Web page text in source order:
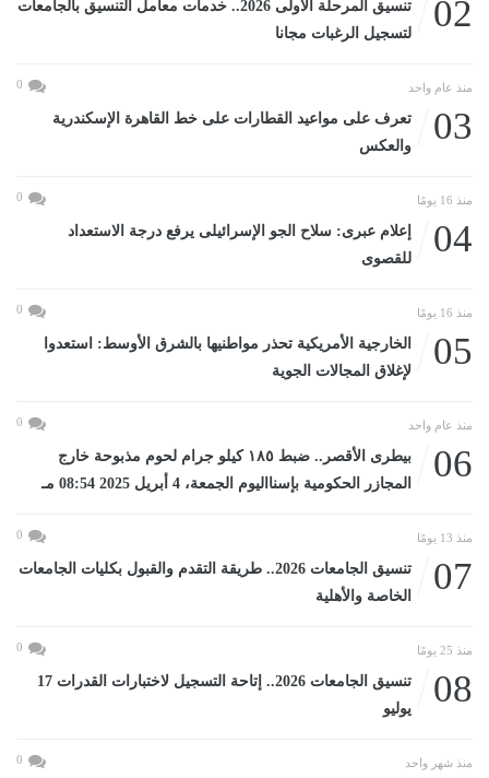
02
تنسيق المرحلة الأولى 2026.. خدمات معامل التنسيق بالجامعات
لتسجيل الرغبات مجانا
منذ عام واحد 0
03
تعرف على مواعيد القطارات على خط القاهرة الإسكندرية
والعكس
منذ 16 يومًا 0
04
إعلام عبرى: سلاح الجو الإسرائيلى يرفع درجة الاستعداد
للقصوى
منذ 16 يومًا 0
05
الخارجية الأمريكية تحذر مواطنيها بالشرق الأوسط: استعدوا
لإغلاق المجالات الجوية
منذ عام واحد 0
06
بيطرى الأقصر.. ضبط ١٨٥ كيلو جرام لحوم مذبوحة خارج
المجازر الحكومية بإسنااليوم الجمعة، 4 أبريل 2025 08:54 مـ
منذ 13 يومًا 0
07
تنسيق الجامعات 2026.. طريقة التقدم والقبول بكليات الجامعات
الخاصة والأهلية
منذ 25 يومًا 0
08
تنسيق الجامعات 2026.. إتاحة التسجيل لاختبارات القدرات 17
يوليو
منذ شهر واحد 0